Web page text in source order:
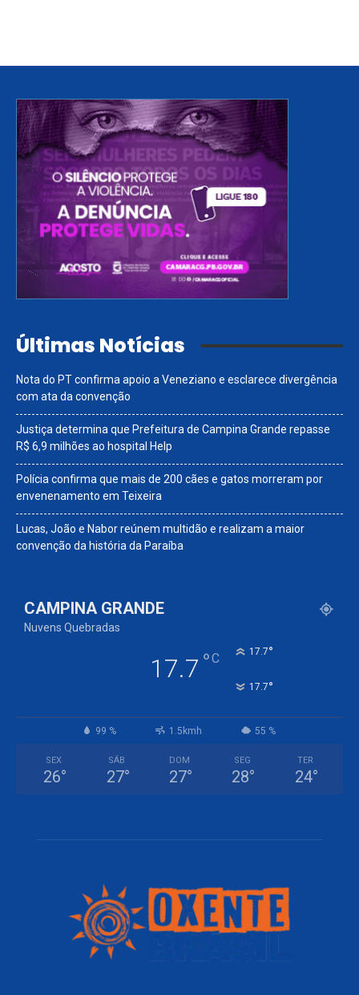
Últimas Notícias
Nota do PT confirma apoio a Veneziano e esclarece divergência
com ata da convenção
Justiça determina que Prefeitura de Campina Grande repasse
R$ 6,9 milhões ao hospital Help
Polícia confirma que mais de 200 cães e gatos morreram por
envenenamento em Teixeira
Lucas, João e Nabor reúnem multidão e realizam a maior
convenção da história da Paraíba
CAMPINA GRANDE
Nuvens Quebradas
17.7 °C 17.7°
17.7°
99 % 1.5kmh 55 %
SEX
26°
SÁB
27°
DOM
27°
SEG
28°
TER
24°